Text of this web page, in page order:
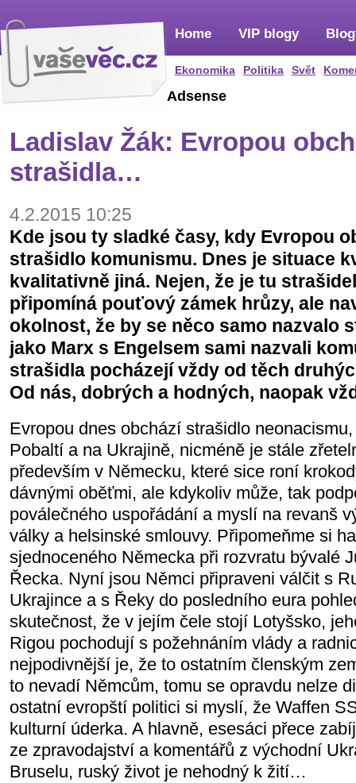
Home
Ekonomika Politika Svět
VIP blogy
Adsense
Ladislav Žák: Evropou
strašidla…
4.2.2015 10:25
Kde jsou ty sladké časy, kdy Evropou
strašidlo komunismu. Dnes je situace
kvalitativně jiná. Nejen, že je tu
připomíná pouťový zámek hrůzy, ale
okolnost, že by se něco samo nazvalo
jako Marx s Engelsem sami nazvali
strašidla pocházejí vždy od těch
Od nás, dobrých a hodných, naopak
Evropou dnes obchází strašidlo
Pobaltí a na Ukrajině, nicméně je stále
především v Německu, které sice roní
dávnými oběťmi, ale kdykoliv může, tak
poválečného uspořádání a myslí na revanš
války a helsinské smlouvy. Připomeňme si
sjednoceného Německa při rozvratu bývalé
Řecka. Nyní jsou Němci připraveni válčit s
Ukrajince a s Řeky do posledního eura
skutečnost, že v jejím čele stojí Lotyšsko,
Rigou pochodují s požehnáním vlády a
nejpodivnější je, že to ostatním členským
to nevadí Němcům, tomu se opravdu nelze
ostatní evropští politici si myslí, že Waffen
kulturní úderka. A hlavně, esesáci přece
ze zpravodajství a komentářů z východní
Bruselu, ruský život je nehodný k žití…